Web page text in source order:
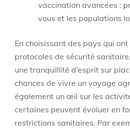
vaccination avancées :
vous et les populations
En choisissant des pays qui
protocoles de sécurité
une tranquillité d’esprit sur
chances de vivre un voyage
également un œil sur les
certaines peuvent évoluer en
restrictions sanitaires. Par